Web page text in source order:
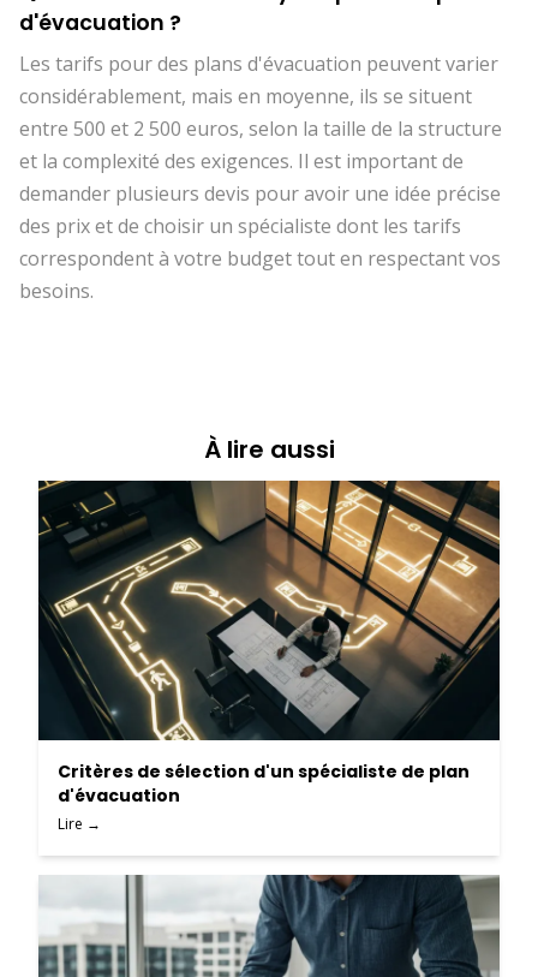
d'évacuation ?
Les tarifs pour des plans d'évacuation peuvent varier
considérablement, mais en moyenne, ils se situent
entre 500 et 2 500 euros, selon la taille de la structure
et la complexité des exigences. Il est important de
demander plusieurs devis pour avoir une idée précise
des prix et de choisir un spécialiste dont les tarifs
correspondent à votre budget tout en respectant vos
besoins.
À lire aussi
Critères de sélection d'un spécialiste de plan
d'évacuation
Lire →